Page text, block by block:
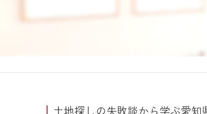
土地探しの失敗談から学ぶ愛